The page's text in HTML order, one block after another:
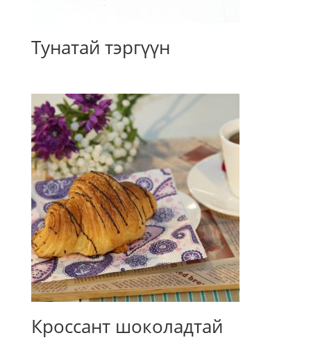
Тунатай тэргүүн
Кроссант шоколадтай